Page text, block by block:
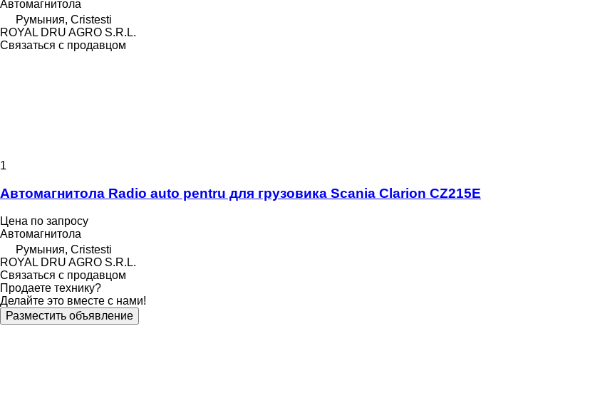
Автомагнитола
Румыния, Cristesti
ROYAL DRU AGRO S.R.L.
Связаться с продавцом
1
Автомагнитола Radio auto pentru для грузовика Scania Clarion CZ215E
Цена по запросу
Автомагнитола
Румыния, Cristesti
ROYAL DRU AGRO S.R.L.
Связаться с продавцом
Продаете технику?
Делайте это вместе с нами!
Разместить объявление